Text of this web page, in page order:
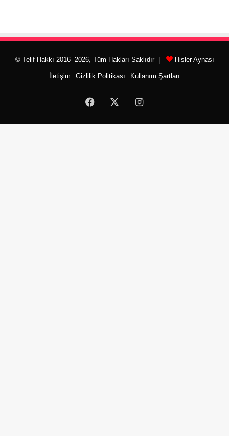
© Telif Hakkı 2016- 2026, Tüm Hakları Saklıdır | Hisler Aynası
İletişim Gizlilik Politikası Kullanım Şartları
Facebook Instagram